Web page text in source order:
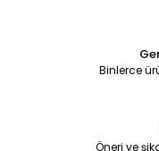
Binlerce
Öneri ve